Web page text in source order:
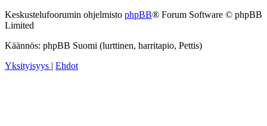
Keskustelufoorumin ohjelmisto phpBB® Forum Software © phpBB
Limited
Käännös: phpBB Suomi (lurttinen, harritapio, Pettis)
Yksityisyys | Ehdot